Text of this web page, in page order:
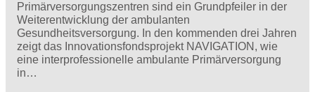
Primärversorgungszentren sind ein Grundpfeiler in der
Weiterentwicklung der ambulanten
Gesundheitsversorgung. In den kommenden drei Jahren
zeigt das Innovationsfondsprojekt NAVIGATION, wie
eine interprofessionelle ambulante Primärversorgung
in…